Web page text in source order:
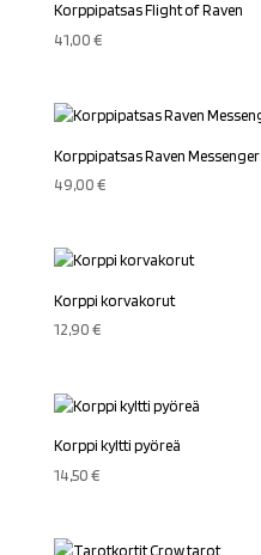
Korppipatsas Flight of Raven
41,00€
Korppipatsas Raven Messenger
49,00€
Korppi korvakorut
12,90€
Korppi kyltti pyöreä
14,50€